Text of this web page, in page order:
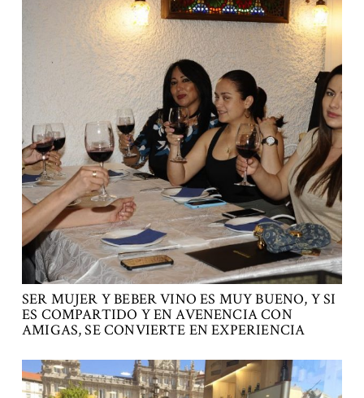
SER MUJER Y BEBER VINO ES MUY BUENO, Y SI
ES COMPARTIDO Y EN AVENENCIA CON
AMIGAS, SE CONVIERTE EN EXPERIENCIA